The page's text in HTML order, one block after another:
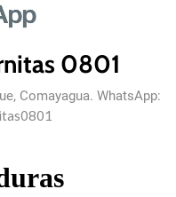
0801
Comayagua. WhatsApp: